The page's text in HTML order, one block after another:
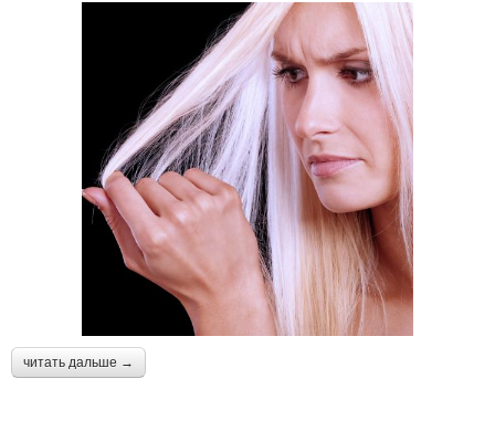
читать дальше →